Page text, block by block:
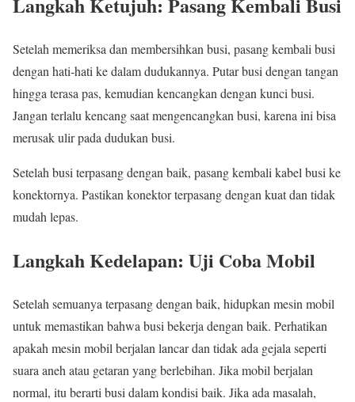
Setelah memeriksa dan membersihkan busi, pasang kembali busi
dengan hati-hati ke dalam dudukannya. Putar busi dengan tangan
hingga terasa pas, kemudian kencangkan dengan kunci busi.
Jangan terlalu kencang saat mengencangkan busi, karena ini bisa
merusak ulir pada dudukan busi.
Setelah busi terpasang dengan baik, pasang kembali kabel busi ke
konektornya. Pastikan konektor terpasang dengan kuat dan tidak
mudah lepas.
Langkah Kedelapan: Uji Coba Mobil
Setelah semuanya terpasang dengan baik, hidupkan mesin mobil
untuk memastikan bahwa busi bekerja dengan baik. Perhatikan
apakah mesin mobil berjalan lancar dan tidak ada gejala seperti
suara aneh atau getaran yang berlebihan. Jika mobil berjalan
normal, itu berarti busi dalam kondisi baik. Jika ada masalah,